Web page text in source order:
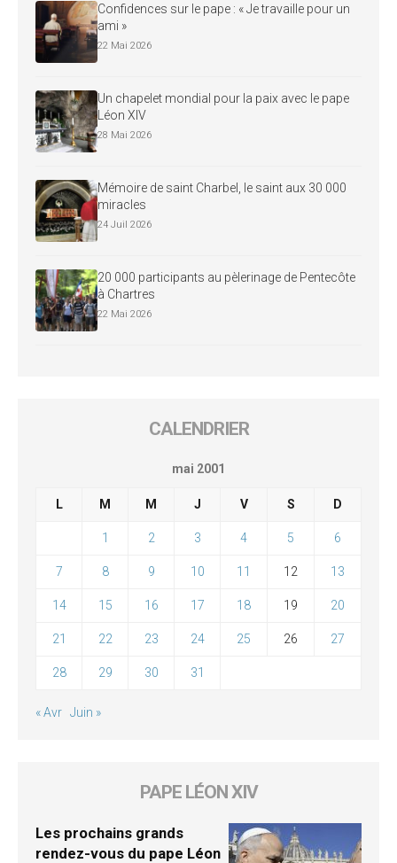
Confidences sur le pape : « Je travaille pour un
ami »
22 Mai 2026
Un chapelet mondial pour la paix avec le pape
Léon XIV
28 Mai 2026
Mémoire de saint Charbel, le saint aux 30 000
miracles
24 Juil 2026
20 000 participants au pèlerinage de Pentecôte
à Chartres
22 Mai 2026
CALENDRIER
mai 2001
L M M J V S D
1 2 3 4 5 6
7 8 9 10 11 12 13
14 15 16 17 18 19 20
21 22 23 24 25 26 27
28 29 30 31
« Avr Juin »
PAPE LÉON XIV
Les prochains grands
rendez-vous du pape Léon